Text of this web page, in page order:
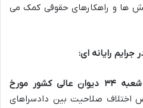
ها و راهکارهای حقوقی کمک می
رأی شماره ۹۵۰۹۹۸۵۱۶۰۱۰۰۱۳۲ شعبه ۳۴ دیوان عالی کشور مورخ
اختلاف صلاحیت بین دادسراهای